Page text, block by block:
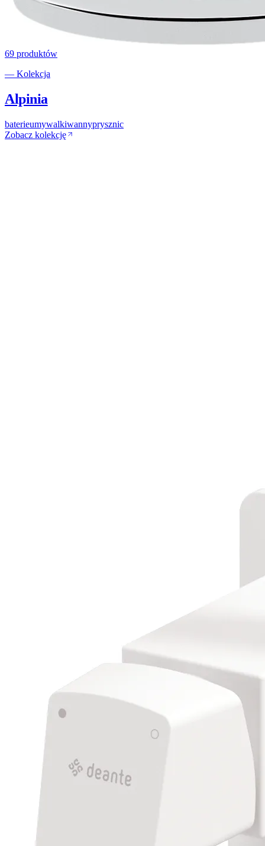
69 produktów
— Kolekcja
Alpinia
baterieumywalkiwannyprysznic
Zobacz kolekcję